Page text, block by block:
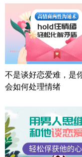
微
方案
上
微
方
广
微
方
陕
微
情
不是谈好恋爱难，是
会如何处理情绪